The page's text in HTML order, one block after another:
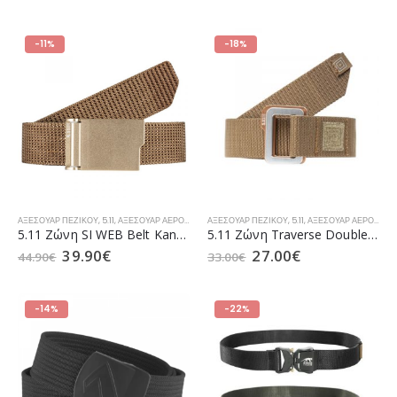
-11%
ΑΞΕΣΟΥΆΡ ΠΕΖΙΚΟΎ, 5.11,ΑΞΕΣΟΥΆΡ ΑΕΡΟΠΟΡΊΑΣ ,ΑΞΕΣΟΥΆΡ ΝΑΥΤΙΚΟΎ,ΕΠΙΧΕΙΡΗΣΙΑΚΌΣ
5.11 Ζώνη SI WEB Belt Kangaroo (56515)
44.90€ 39.90€
-18%
ΑΞΕΣΟΥΆΡ ΠΕΖΙΚΟΎ, 5.11,ΑΞΕΣΟΥΆΡ ΑΕΡΟΠΟΡΊΑΣ
5.11 Ζώνη Traverse Double Buckle Kangaroo (59510)
33.00€ 27.00€
-14% -22%